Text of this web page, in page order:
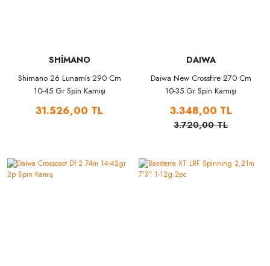
SHİMANO
Shimano 26 Lunamis 290 Cm
10-45 Gr Spin Kamışı
31.526,00 TL
DAIWA
Daiwa New Crossfire 270 Cm
10-35 Gr Spin Kamışı
3.348,00 TL
3.720,00 TL